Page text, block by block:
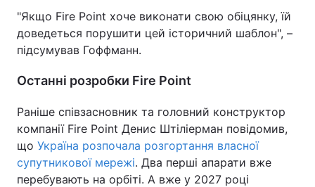
"Якщо Fire Point хоче виконати свою обіцянку, їй
доведеться порушити цей історичний шаблон", –
підсумував Гоффманн.
Останні розробки Fire Point
Раніше співзасновник та головний конструктор
компанії Fire Point Денис Штіліерман повідомив,
що Україна розпочала розгортання власної
супутникової мережі. Два перші апарати вже
перебувають на орбіті. А вже у 2027 році